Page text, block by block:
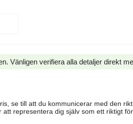
Vänligen verifiera alla detaljer direkt
se till att du kommunicerar med den
representera dig själv som ett riktigt